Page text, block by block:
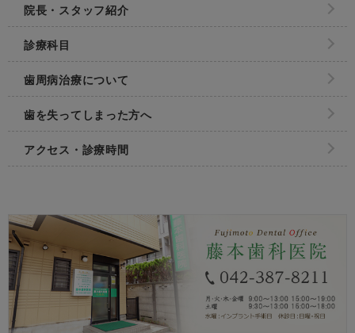
院長・スタッフ紹介
診療科目
歯周病治療について
歯を失ってしまった方へ
アクセス・診療時間